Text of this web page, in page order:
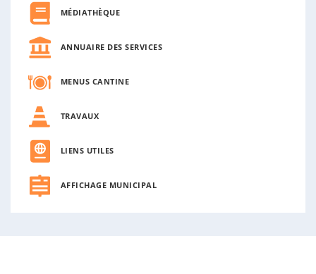
MÉDIATHÈQUE
ANNUAIRE DES SERVICES
MENUS CANTINE
TRAVAUX
LIENS UTILES
AFFICHAGE MUNICIPAL